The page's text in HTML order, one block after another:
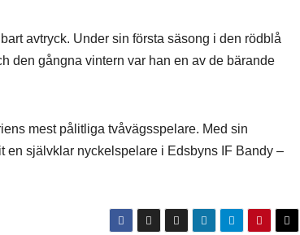
avtryck. Under sin första säsong i den rödblå
den gångna vintern var han en av de bärande
mest pålitliga tvåvägsspelare. Med sin
självklar nyckelspelare i Edsbyns IF Bandy –